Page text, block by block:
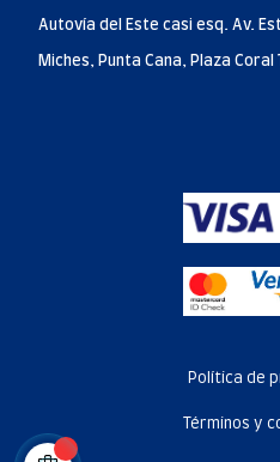
Autovía del Este casi esq. Av.
Miches, Punta Cana, Plaza
Política de
Términos y